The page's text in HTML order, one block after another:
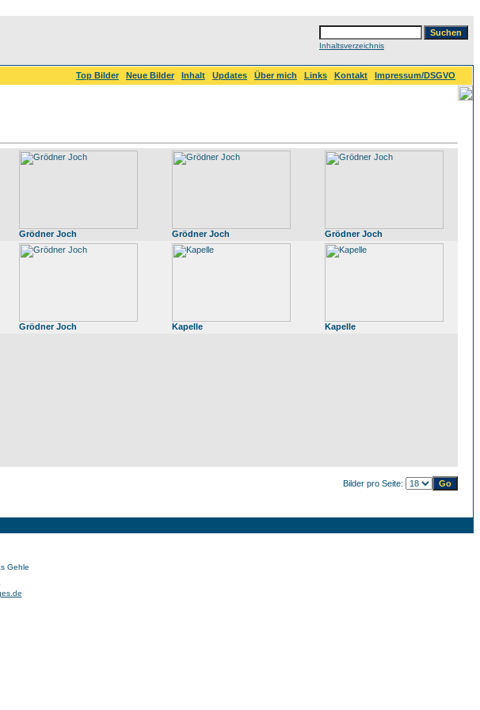
Inhaltsverzeichnis
Top Bilder Neue Bilder Inhalt Updates Über mich Links Kontakt
Impressum/DSGVO
Grödner Joch Grödner Joch Grödner Joch
Grödner Joch Kapelle Kapelle
Bilder pro Seite:
Gehle